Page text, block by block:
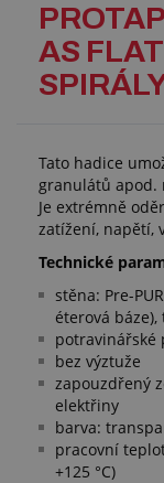
AS
Tato hadice
granulátů apod.
Je extrémně
zatížení, napětí,
Technické
stěna: Pre-
éterová
potravinářské
bez výztuže
zapouzdřený
elektřiny
barva:
pracovní
+125 °C)